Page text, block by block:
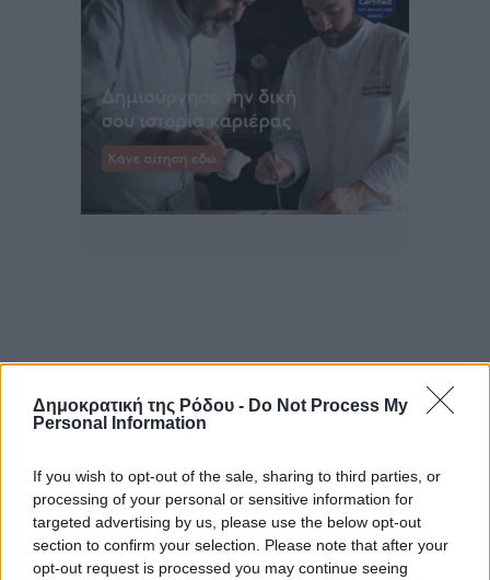
Δημοκρατική της Ρόδου - Do Not Process My
Personal Information
If you wish to opt-out of the sale, sharing to third parties, or
processing of your personal or sensitive information for
targeted advertising by us, please use the below opt-out
section to confirm your selection. Please note that after your
opt-out request is processed you may continue seeing